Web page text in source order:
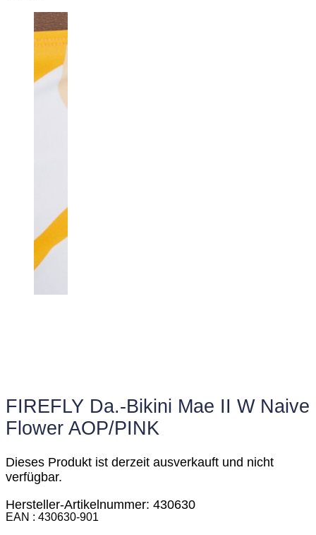
FIREFLY Da.-Bikini Mae II W Naive
Flower AOP/PINK
Dieses Produkt ist derzeit ausverkauft und nicht
verfügbar.
Hersteller-Artikelnummer: 430630
EAN 430630-901